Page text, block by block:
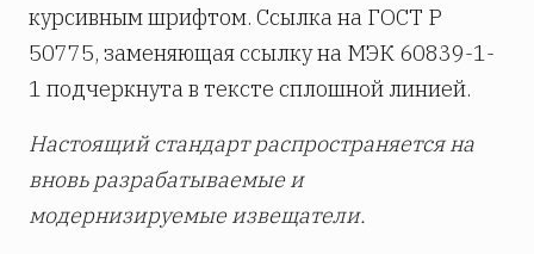
курсивным шрифтом. Ссылка на ГОСТ Р
50775, заменяющая ссылку на МЭК 60839-1-
1 подчеркнута в тексте сплошной линией.
Настоящий стандарт распространяется на
вновь разрабатываемые и
модернизируемые извещатели.